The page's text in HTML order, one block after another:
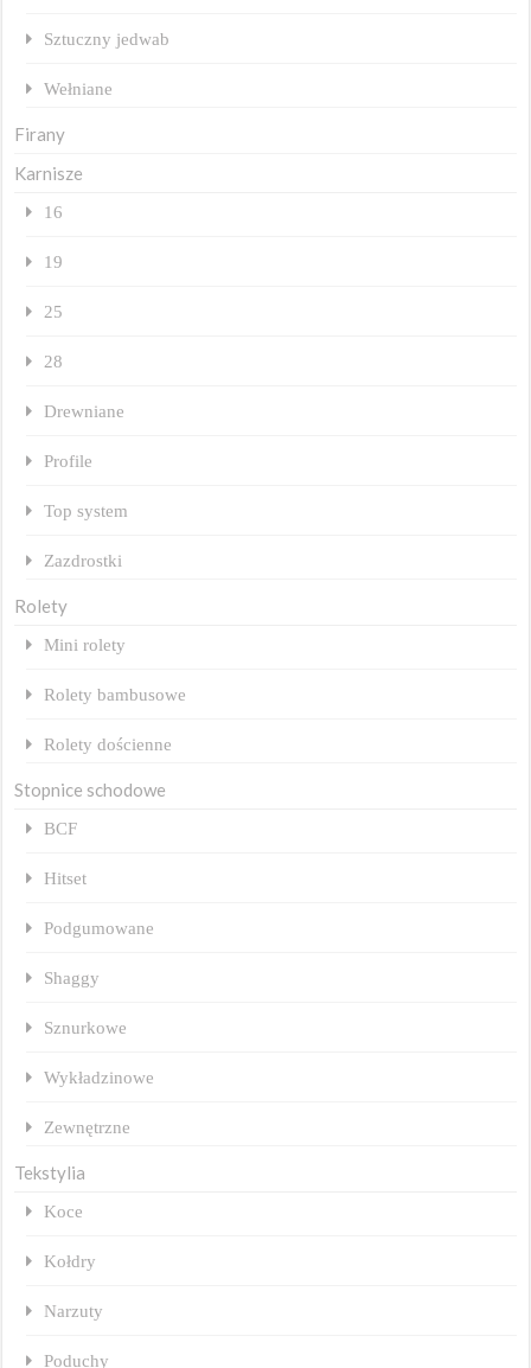
Sztuczny jedwab
Wełniane
Firany
Karnisze
16
19
25
28
Drewniane
Profile
Top system
Zazdrostki
Rolety
Mini rolety
Rolety bambusowe
Rolety dościenne
Stopnice schodowe
BCF
Hitset
Podgumowane
Shaggy
Sznurkowe
Wykładzinowe
Zewnętrzne
Tekstylia
Koce
Kołdry
Narzuty
Poduchy